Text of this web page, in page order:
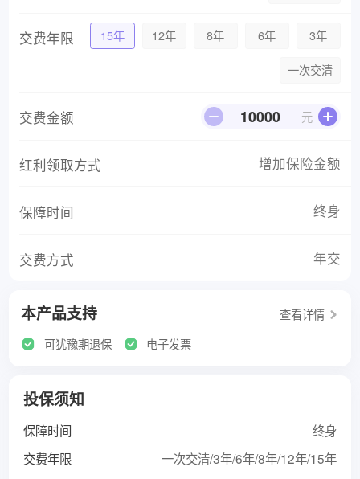
交费年限 15年 12年 8年 6年 3年
一次交清
交费金额 元
红利领取方式 增加保险金额
保障时间 终身
交费方式 年交
本产品支持
查看详情
可犹豫期退保
电子发票
投保须知
保障时间
终身
交费年限
一次交清/3年/6年/8年/12年/15年